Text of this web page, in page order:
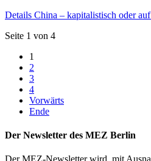
Details China – kapitalistisch oder
Seite 1 von 4
1
2
3
4
Vorwärts
Ende
Der Newsletter des MEZ Berlin